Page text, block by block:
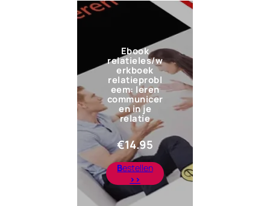
Ebook
relatieles/w
erkboek
relatieprobl
eem: leren
communicer
en in je
relatie
€14.95
Bestellen
>>